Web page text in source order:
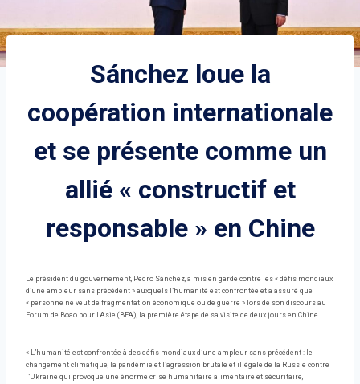
Sánchez loue la
coopération internationale
et se présente comme un
allié « constructif et
responsable » en Chine
Le président du gouvernement, Pedro Sánchez, a mis en garde contre les « défis mondiaux
d’une ampleur sans précédent » auxquels l’humanité est confrontée et a assuré que
« personne ne veut de fragmentation économique ou de guerre » lors de son discours au
Forum de Boao pour l’Asie (BFA), la première étape de sa visite de deux jours en Chine.
« L’humanité est confrontée à des défis mondiaux d’une ampleur sans précédent : le
changement climatique, la pandémie et l’agression brutale et illégale de la Russie contre
l’Ukraine qui provoque une énorme crise humanitaire alimentaire et sécuritaire,